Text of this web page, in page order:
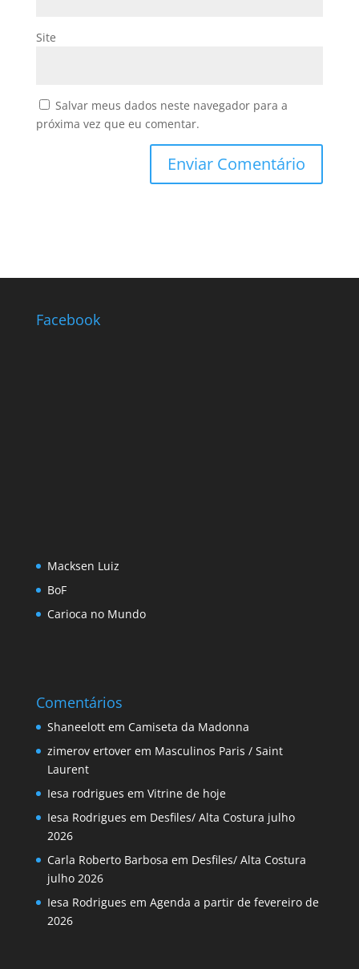
Site
Salvar meus dados neste navegador para a
próxima vez que eu comentar.
Facebook
Macksen Luiz
BoF
Carioca no Mundo
Comentários
Shaneelottem Camiseta da Madonna
zimerov ertoverem Masculinos Paris / Saint
Laurent
Iesa rodrigues em Vitrine de hoje
Iesa Rodrigues em Desfiles/ Alta Costura julho
2026
Carla Roberto Barbosa em Desfiles/ Alta Costura
julho 2026
Iesa Rodrigues em Agenda a partir de fevereiro de
2026